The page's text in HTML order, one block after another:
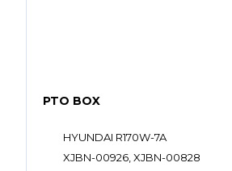
PTO BOX
HYUNDAI R170W-7A
XJBN-00926, XJBN-00828